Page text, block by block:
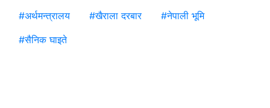
#अर्थमन्त्रालय #खैराला दरबार #नेपाली भूमि
#सैनिक घाइते